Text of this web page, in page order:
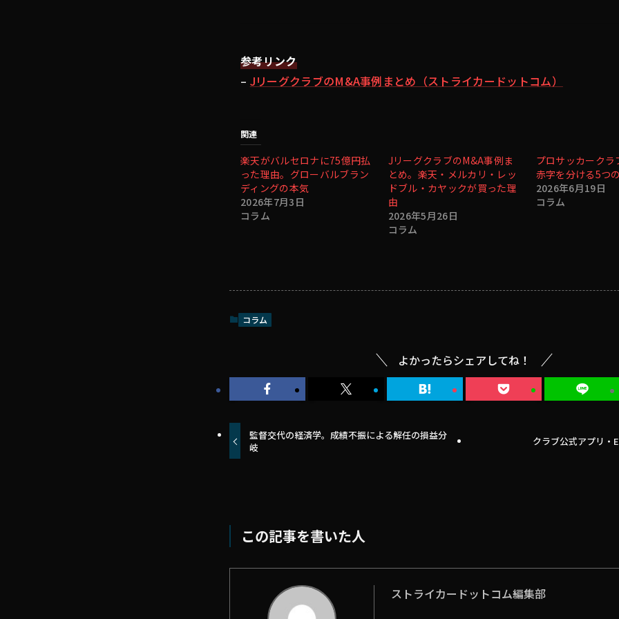
参考リンク
– JリーグクラブのM&A事例まとめ（ストライカードットコム）
関連
楽天がバルセロナに75億円払
った理由。グローバルブラン
ディングの本気
2026年7月3日
コラム
JリーグクラブのM&A事例ま
とめ。楽天・メルカリ・レッ
ドブル・カヤックが買った理
由
2026年5月26日
コラム
プロサッカークラ
赤字を分ける5つ
2026年6月19日
コラム
コラム
よかったらシェアしてね！
監督交代の経済学。成績不振による解任の損益分
岐
クラブ公式アプリ・
この記事を書いた人
ストライカードットコム編集部